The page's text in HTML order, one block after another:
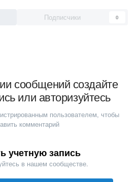
Подписчики 0
сообщений создайте
или авторизуйтесь
пользователем, чтобы
комментарий
учетную запись
в нашем сообществе.